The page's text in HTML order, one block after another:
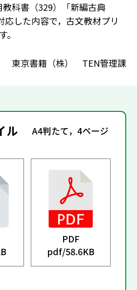
科書（329）「新編古典
応した内容で，古文教材プリ
東京書籍（株） TEN管理課
ル A4判たて，4ページ
PDF
pdf/58.6KB